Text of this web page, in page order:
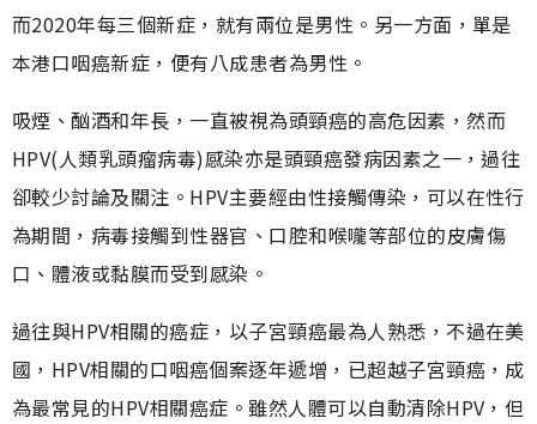
而2020年每三個新症，就有兩位是男性。另一方面，單是
本港口咽癌新症，便有八成患者為男性。
吸煙、酗酒和年長，一直被視為頭頸癌的高危因素，然而
HPV(人類乳頭瘤病毒)感染亦是頭頸癌發病因素之一，過往
卻較少討論及關注。HPV主要經由性接觸傳染，可以在性行
為期間，病毒接觸到性器官、口腔和喉嚨等部位的皮膚傷
口、體液或黏膜而受到感染。
過往與HPV相關的癌症，以子宮頸癌最為人熟悉，不過在美
國，HPV相關的口咽癌個案逐年遞增，已超越子宮頸癌，成
為最常見的HPV相關癌症。雖然人體可以自動清除HPV，但